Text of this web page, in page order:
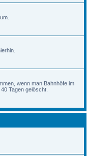
wenn man Bahnhöfe im
Tagen gelöscht.